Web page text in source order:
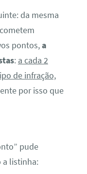
da mesma
pontos,a
: a cada 2
de infração,
por isso que
pude
a listinha: